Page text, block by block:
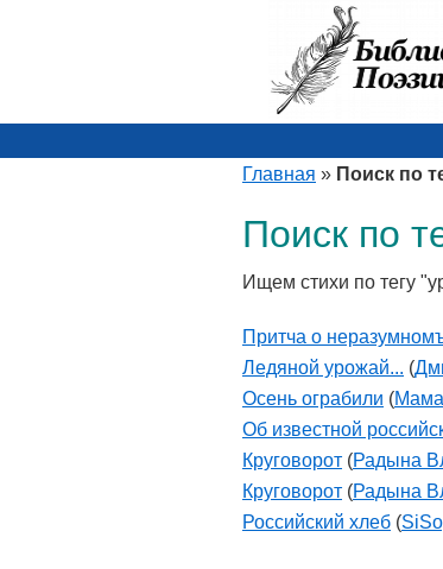
Главная » Поиск по
Поиск по
Ищем стихи по тегу
Притча о
Ледяной урожай... (
Осень ограбили (
Об известной
Круговорот (Радына
Круговорот (Радына
Российский хлеб (